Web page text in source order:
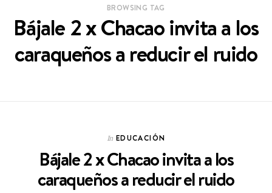
BROWSING TAG
Bájale 2 x Chacao invita a los
caraqueños a reducir el ruido
In EDUCACIÓN
Bájale 2 x Chacao invita a los
caraqueños a reducir el ruido